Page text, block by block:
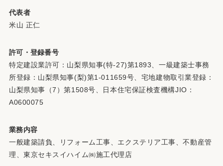
代表者
米山 正仁
許可・登録番号
特定建設業許可：山梨県知事(特-27)第1893、一級建築士事務
所登録：山梨県知事(梨)第1-011659号、宅地建物取引業登録：
山梨県知事（7）第1508号、日本住宅保証検査機構JIO：
A0600075
業務内容
一般建築請負、リフォーム工事、エクステリア工事、不動産管
理、東京セキスイハイム㈱施工代理店